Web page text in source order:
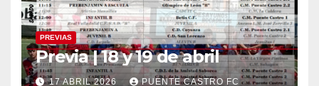
PREVIAS
Previa | 18 y 19 de abril
17 ABRIL 2026 PUENTE CASTRO FC